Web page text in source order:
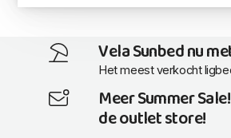
Vela Sunbed nu
Het meest verkocht
Meer Summer
de outlet store!